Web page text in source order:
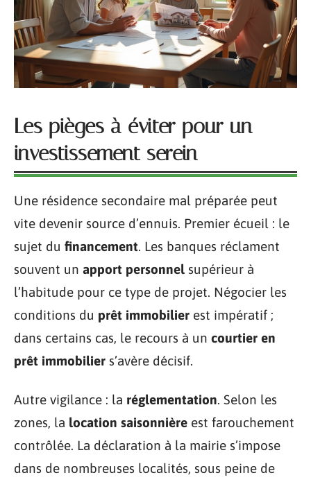
Les pièges à éviter pour un
investissement serein
Une résidence secondaire mal préparée peut
vite devenir source d’ennuis. Premier écueil : le
sujet du financement. Les banques réclament
souvent un apport personnel supérieur à
l’habitude pour ce type de projet. Négocier les
conditions du prêt immobilier est impératif ;
dans certains cas, le recours à un courtier en
prêt immobilier s’avère décisif.
Autre vigilance : la réglementation. Selon les
zones, la location saisonnière est farouchement
contrôlée. La déclaration à la mairie s’impose
dans de nombreuses localités, sous peine de